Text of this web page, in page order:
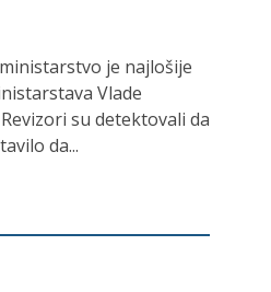
je najlošije
Vlade
su detektovali da
da...